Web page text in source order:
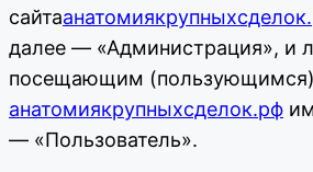
сайта
далее — «Администрация», и
посещающим (пользующимся)
анатомиякрупныхсделок.рф
— «Пользователь».